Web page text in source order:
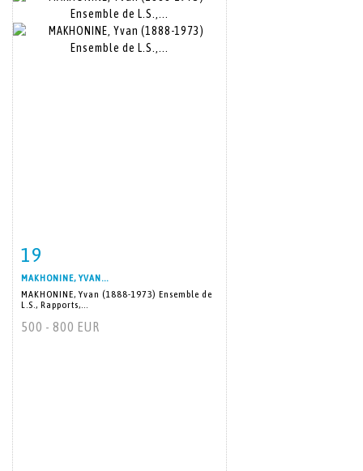
19
MAKHONINE, YVAN...
MAKHONINE, Yvan (1888-1973) Ensemble de
L.S., Rapports,...
500 - 800 EUR